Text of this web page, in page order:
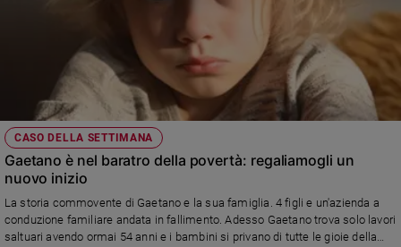
CASO DELLA SETTIMANA
Gaetano è nel baratro della povertà: regaliamogli un
nuovo inizio
La storia commovente di Gaetano e la sua famiglia. 4 figli e un'azienda a
conduzione familiare andata in fallimento. Adesso Gaetano trova solo lavori
saltuari avendo ormai 54 anni e i bambini si privano di tutte le gioie della